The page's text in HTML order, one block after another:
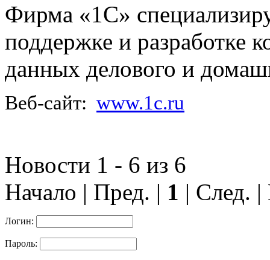
Фирма «1С»
поддержке и разработке
данных делового и
Веб-сайт: www.1c.ru
Новости 1 - 6 из 6
Начало | Пред. | 1 | След.
Логин:
Пароль: